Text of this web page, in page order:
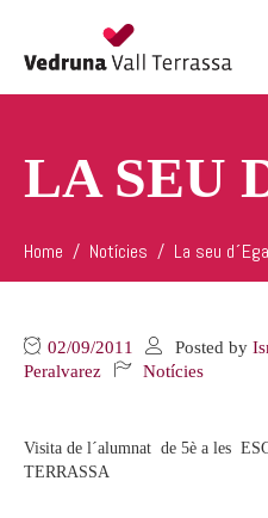
LA SEU
Home Notícies La seu
02/09/2011 Posted by
Peralvarez
Notícies
Visita de l´alumnat de 5è a les
TERRASSA